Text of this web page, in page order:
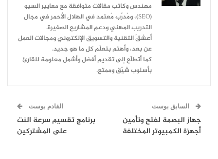
مهندس وكاتب مقالات متوافقة مع معايير السيو
(SEO)، ومُدرِّب مُعتمد في الهلال الأحمر في مجال
التدريب المهني ودعم المشاريع الصغيرة.
أعشقُ التقنية والتسويق الإلكتروني ومجالات العمل
عن بعد، وأهتم بتعلّم كل ما هو جديد.
كما أتطلّع إلى تقديم أفضل وأشمل معلومة للقارئ
بأسلوب شيّق وممتع.
السابق بوست
جهاز البصمة لفتح وتأمين
أجهزة الكمبيوتر المختلفة
القادم بوست
برنامج تقسيم سرعة النت
على المشتركين